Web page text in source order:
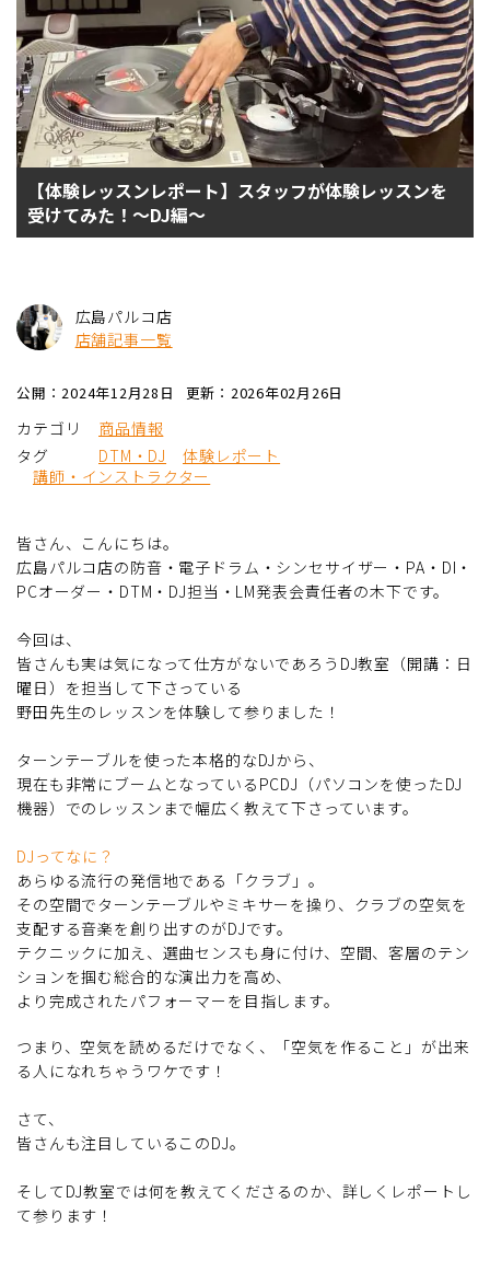
【体験レッスンレポート】スタッフが体験レッスンを
受けてみた！～DJ編～
広島パルコ店
店舗記事一覧
公開：2024年12月28日 更新：2026年02月26日
カテゴリ
商品情報
タグ
DTM・DJ
体験レポート
講師・インストラクター
皆さん、こんにちは。
広島パルコ店の防音・電子ドラム・シンセサイザー・PA・DI・
PCオーダー・DTM・DJ担当・LM発表会責任者の木下です。
今回は、
皆さんも実は気になって仕方がないであろうDJ教室（開講：日
曜日）を担当して下さっている
野田先生のレッスンを体験して参りました！
ターンテーブルを使った本格的なDJから、
現在も非常にブームとなっているPCDJ（パソコンを使ったDJ
機器）でのレッスンまで幅広く教えて下さっています。
DJってなに？
あらゆる流行の発信地である「クラブ」。
その空間でターンテーブルやミキサーを操り、クラブの空気を
支配する音楽を創り出すのがDJです。
テクニックに加え、選曲センスも身に付け、空間、客層のテン
ションを掴む総合的な演出力を高め、
より完成されたパフォーマーを目指します。
つまり、空気を読めるだけでなく、「空気を作ること」が出来
る人になれちゃうワケです！
さて、
皆さんも注目しているこのDJ。
そしてDJ教室では何を教えてくださるのか、詳しくレポートし
て参ります！